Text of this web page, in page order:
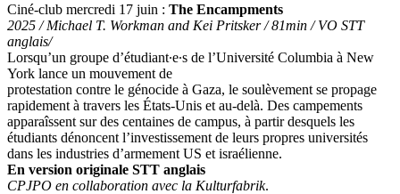
Ciné-club mercredi 17 juin : The Encampments
2025 / Michael T. Workman and Kei Pritsker / 81min / VO STT
anglais/
Lorsqu’un groupe d’étudiant∙e∙s de l’Université Columbia à New
York lance un mouvement de
protestation contre le génocide à Gaza, le soulèvement se propage
rapidement à travers les États-Unis et au-delà. Des campements
apparaîssent sur des centaines de campus, à partir desquels les
étudiants dénoncent l’investissement de leurs propres universités
dans les industries d’armement US et israélienne.
En version originale STT anglais
CPJPO en collaboration avec la Kulturfabrik.